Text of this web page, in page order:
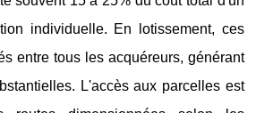
individuelle. En lotissement, ces
entre tous les acquéreurs, générant
L'accès aux parcelles est